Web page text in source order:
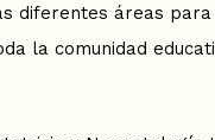
diferentes áreas
la comunidad